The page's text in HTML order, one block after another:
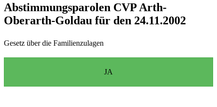
Abstimmungsparolen CVP Arth-
Oberarth-Goldau für den 24.11.2002
Gesetz über die Familienzulagen
JA